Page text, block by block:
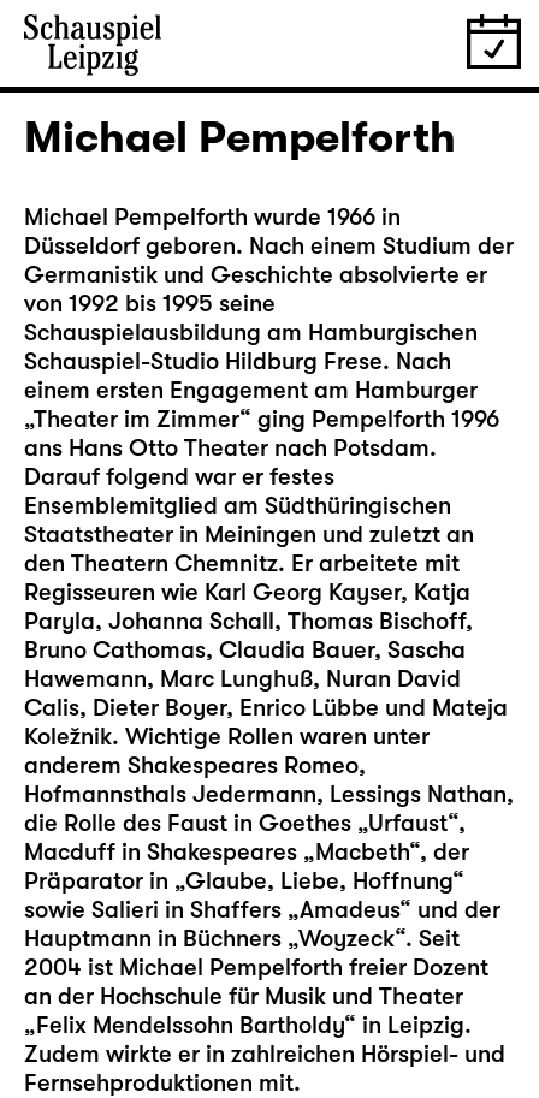
Michael Pempelforth
Michael Pempelforth wurde 1966 in
Düsseldorf geboren. Nach einem Studium der
Germanistik und Geschichte absolvierte er
von 1992 bis 1995 seine
Schauspielausbildung am Hamburgischen
Schauspiel-Studio Hildburg Frese. Nach
einem ersten Engagement am Hamburger
„Theater im Zimmer“ ging Pempelforth 1996
ans Hans Otto Theater nach Potsdam.
Darauf folgend war er festes
Ensemblemitglied am Südthüringischen
Staatstheater in Meiningen und zuletzt an
den Theatern Chemnitz. Er arbeitete mit
Regisseuren wie Karl Georg Kayser, Katja
Paryla, Johanna Schall, Thomas Bischoff,
Bruno Cathomas, Claudia Bauer, Sascha
Hawemann, Marc Lunghuß, Nuran David
Calis, Dieter Boyer, Enrico Lübbe und Mateja
Koležnik. Wichtige Rollen waren unter
anderem Shakespeares Romeo,
Hofmannsthals Jedermann, Lessings Nathan,
die Rolle des Faust in Goethes „Urfaust“,
Macduff in Shakespeares „Macbeth“, der
Präparator in „Glaube, Liebe, Hoffnung“
sowie Salieri in Shaffers „Amadeus“ und der
Hauptmann in Büchners „Woyzeck“. Seit
2004 ist Michael Pempelforth freier Dozent
an der Hochschule für Musik und Theater
„Felix Mendelssohn Bartholdy“ in Leipzig.
Zudem wirkte er in zahlreichen Hörspiel- und
Fernsehproduktionen mit.